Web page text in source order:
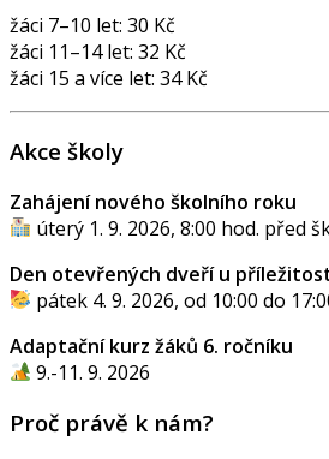
žáci 7–10 let: 30 Kč
žáci 11–14 let: 32 Kč
žáci 15 a více let: 34 Kč
Akce školy
Zahájení nového školního roku
úterý 1. 9. 2026, 8:00 hod. před
Den otevřených dveří u
pátek 4. 9. 2026, od 10:00 do
Adaptační kurz žáků 6. ročníku
9.-11. 9. 2026
Proč právě k nám?